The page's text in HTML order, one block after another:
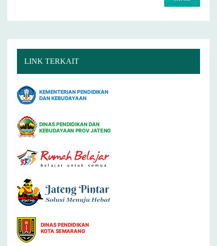
LINK TERKAIT